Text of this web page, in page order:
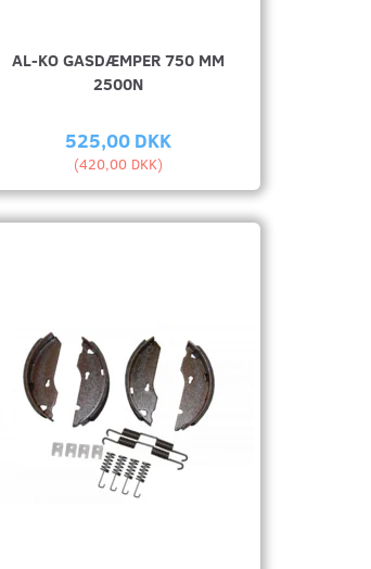
AL-KO GASDÆMPER 750 MM
2500N
525,00 DKK
(420,00 DKK)